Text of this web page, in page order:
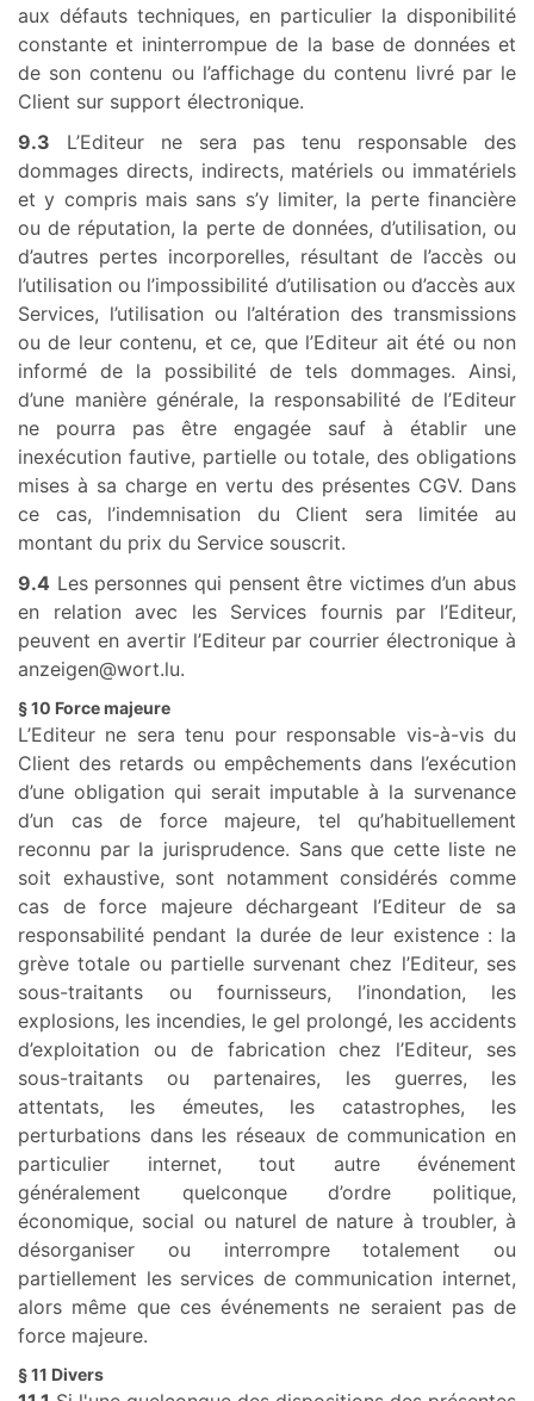
aux défauts techniques, en particulier la disponibilité
constante et ininterrompue de la base de données et
de son contenu ou l’affichage du contenu livré par le
Client sur support électronique.
9.3 L’Editeur ne sera pas tenu responsable des
dommages directs, indirects, matériels ou immatériels
et y compris mais sans s’y limiter, la perte financière
ou de réputation, la perte de données, d’utilisation, ou
d’autres pertes incorporelles, résultant de l’accès ou
l’utilisation ou l’impossibilité d’utilisation ou d’accès aux
Services, l’utilisation ou l’altération des transmissions
ou de leur contenu, et ce, que l’Editeur ait été ou non
informé de la possibilité de tels dommages. Ainsi,
d’une manière générale, la responsabilité de l’Editeur
ne pourra pas être engagée sauf à établir une
inexécution fautive, partielle ou totale, des obligations
mises à sa charge en vertu des présentes CGV. Dans
ce cas, l’indemnisation du Client sera limitée au
montant du prix du Service souscrit.
9.4 Les personnes qui pensent être victimes d’un abus
en relation avec les Services fournis par l’Editeur,
peuvent en avertir l’Editeur par courrier électronique à
anzeigen@wort.lu.
§ 10 Force majeure
L’Editeur ne sera tenu pour responsable vis-à-vis du
Client des retards ou empêchements dans l’exécution
d’une obligation qui serait imputable à la survenance
d’un cas de force majeure, tel qu’habituellement
reconnu par la jurisprudence. Sans que cette liste ne
soit exhaustive, sont notamment considérés comme
cas de force majeure déchargeant l’Editeur de sa
responsabilité pendant la durée de leur existence : la
grève totale ou partielle survenant chez l’Editeur, ses
sous-traitants ou fournisseurs, l’inondation, les
explosions, les incendies, le gel prolongé, les accidents
d’exploitation ou de fabrication chez l’Editeur, ses
sous-traitants ou partenaires, les guerres, les
attentats, les émeutes, les catastrophes, les
perturbations dans les réseaux de communication en
particulier internet, tout autre événement
généralement quelconque d’ordre politique,
économique, social ou naturel de nature à troubler, à
désorganiser ou interrompre totalement ou
partiellement les services de communication internet,
alors même que ces événements ne seraient pas de
force majeure.
§ 11 Divers